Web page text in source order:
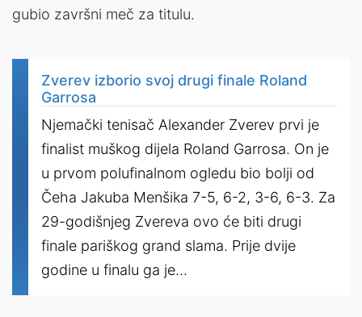
gubio završni meč za titulu.
Zverev izborio svoj drugi finale Roland
Garrosa
Njemački tenisač Alexander Zverev prvi je
finalist muškog dijela Roland Garrosa. On je
u prvom polufinalnom ogledu bio bolji od
Čeha Jakuba Menšika 7-5, 6-2, 3-6, 6-3. Za
29-godišnjeg Zvereva ovo će biti drugi
finale pariškog grand slama. Prije dvije
godine u finalu ga je...